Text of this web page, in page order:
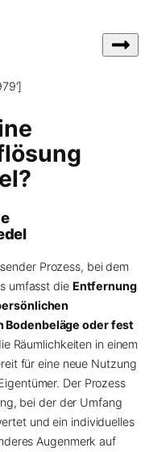
Prozess, bei dem
umfasst die Entfernung
Bodenbeläge oder fest
Räumlichkeiten in einem
für eine neue Nutzung
Der Prozess
bei der der Umfang
und ein individuelles
Augenmerk auf